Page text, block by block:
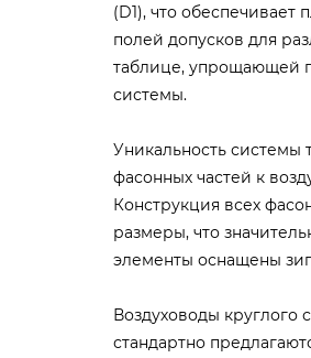
(D1), что
полей допусков для
таблице, упрощающей
системы.
Уникальность системы
фасонных частей к
Конструкция всех
размеры, что
элементы оснащены
Воздуховоды круглого
стандартно